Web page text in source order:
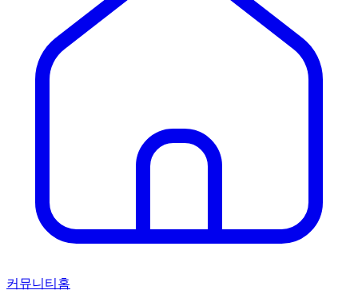
커뮤니티홈